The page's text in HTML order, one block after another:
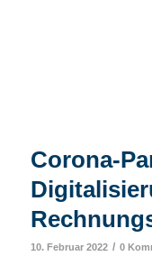
Corona-
10. Februar 2022 / 0